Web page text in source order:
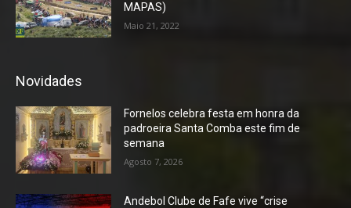
MAPAS)
Maio 21, 2022
Novidades
Fornelos celebra festa em honra da
padroeira Santa Comba este fim de
semana
Agosto 7, 2026
Andebol Clube de Fafe vive “crise